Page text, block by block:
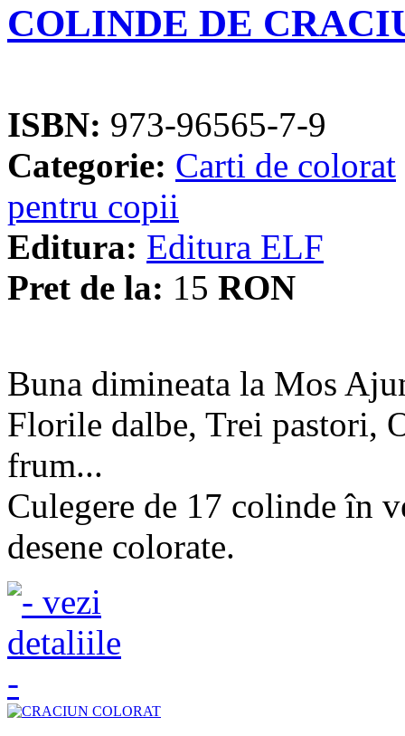
COLINDE DE
ISBN: 973-96565-7-9
Categorie: Carti de colorat
pentru copii
Editura: Editura ELF
Pret de la: 15 RON
Buna dimineata la Mos
Florile dalbe, Trei pastori,
frum...
Culegere de 17 colinde în
desene colorate.